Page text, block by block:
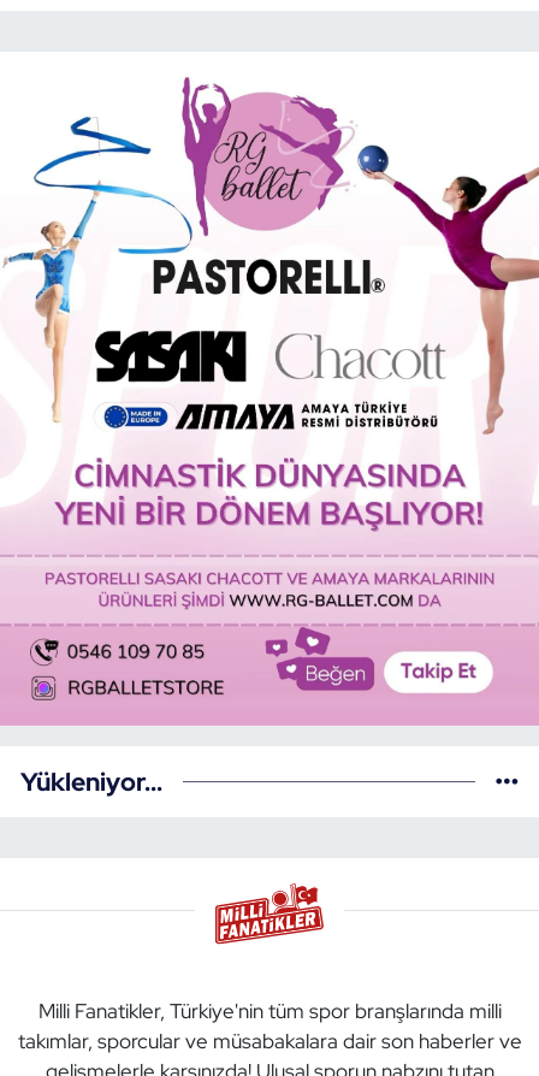
Yükleniyor...
Milli Fanatikler, Türkiye'nin tüm spor branşlarında milli
takımlar, sporcular ve müsabakalara dair son haberler ve